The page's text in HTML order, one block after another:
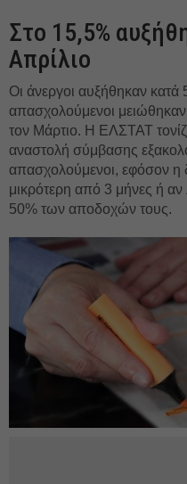
Στο 15,5%
Απρίλιο
Οι άνεργοι αυξήθηκαν κατά
απασχολούμενοι
τον Μάρτιο. Η ΕΛΣΤΑΤ
αναστολή σύμβασης
απασχολούμενοι, εφόσον η
μικρότερη από 3 μήνες ή
50% των αποδοχών τους.